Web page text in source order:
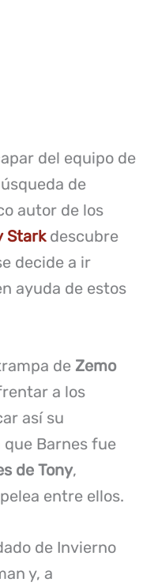
del equipo de
de
autor de los
Starkdescubre
decide a ir
ayuda de estos
de Zemo
a los
así su
Barnes fue
de Tony,
entre ellos.
de Invierno
y, a